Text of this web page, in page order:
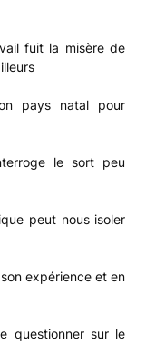
fuit la misère de
pays natal pour
le sort peu
peut nous isoler
expérience et en
questionner sur le